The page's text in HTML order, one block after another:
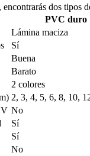
encontrarás dos
PVC duro
Lámina maciza
Sí
Buena
Barato
2 colores
2, 3, 4, 5, 6, 8, 10,
No
Sí
Sí
No